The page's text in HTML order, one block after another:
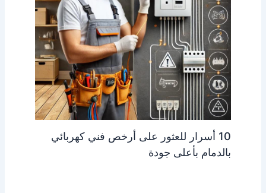
10 أسرار للعثور على أرخص فني كهربائي
بالدمام بأعلى جودة